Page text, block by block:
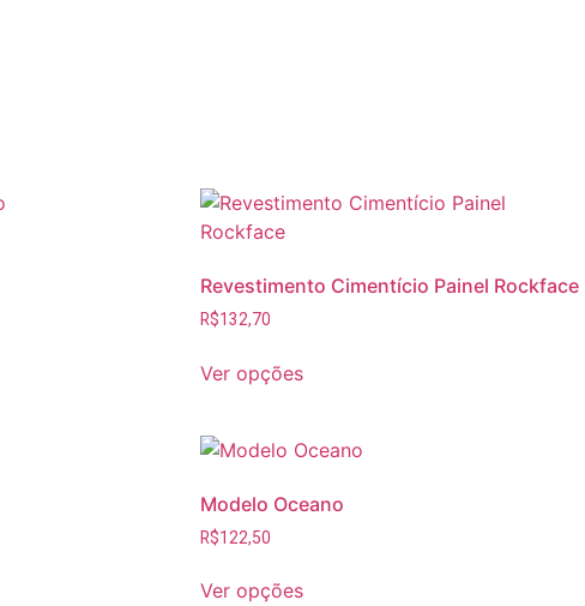
Revestimento Cimentício Painel Rockface
R$132,70
Ver opções
Modelo Oceano
R$122,50
Ver opções